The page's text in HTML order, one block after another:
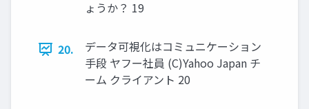
ょうか？ 19
20.
データ可視化はコミュニケーション
⼿段 ヤフー社員 (C)Yahoo Japan チ
ーム クライアント 20